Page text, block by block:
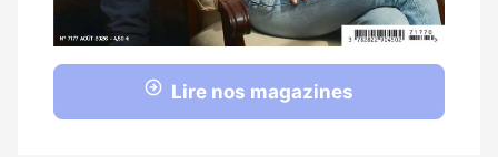
Lire nos magazines